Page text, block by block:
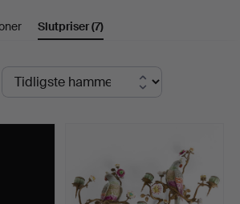
from 1966. And on the
copy of C L Grubb's substantial
a wealth of beautiful objects,
chiffonier by Carl Hendric Blom,
stilton spoon, Iwan Constantin
swans against a pale blue-pink
caryatids and much more
Slutpriser(7)